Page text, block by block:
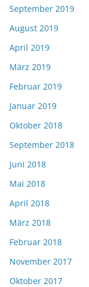
September 2019
August 2019
April 2019
März 2019
Februar 2019
Januar 2019
Oktober 2018
September 2018
Juni 2018
Mai 2018
April 2018
März 2018
Februar 2018
November 2017
Oktober 2017